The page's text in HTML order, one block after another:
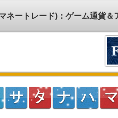
ネートレード)：ゲーム通貨